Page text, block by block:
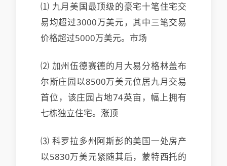
⑴ 九月美国最顶级的豪宅十笔住宅交
易均超过3000万美元，其中三笔交易
价格超过5000万美元。市场
⑵ 加州伍德赛德的月大易分格林盖布
尔斯庄园以8500万美元位居九月交易
首位，该庄园占地74英亩，幅上拥有
七栋独立住宅。涨顶
⑶ 科罗拉多州阿斯彭的美国一处房产
以5830万美元紧随其后，蒙特西托的